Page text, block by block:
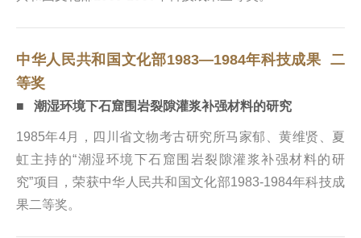
中华人民共和国文化部1983—1984年科技成果 二
等奖
■ 潮湿环境下石窟围岩裂隙灌浆补强材料的研究
1985年4月，四川省文物考古研究所马家郁、黄维贤、夏
虹主持的“潮湿环境下石窟围岩裂隙灌浆补强材料的研
究”项目，荣获中华人民共和国文化部1983-1984年科技成
果二等奖。